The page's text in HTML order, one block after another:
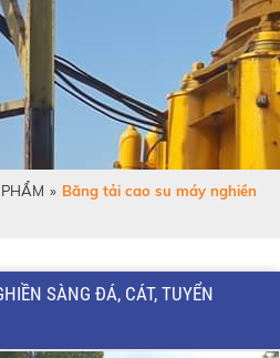
» Băng tải cao su máy nghiền
SÀNG ĐÁ, CÁT, TUYỂN